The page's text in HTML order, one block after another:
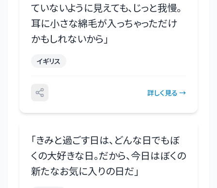
ていないように見えても、じっと我慢。
耳に小さな綿毛が入っちゃっただけ
かもしれないから 」
イギリス
詳しく見る →
「きみと過ごす日は、どんな日でもぼ
くの大好きな日。だから、今日はぼくの
新たなお気に入りの日だ 」